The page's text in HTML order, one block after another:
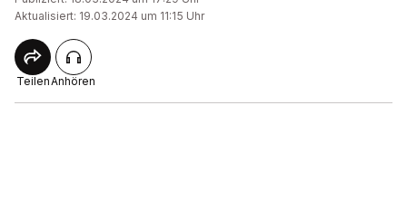
Aktualisiert: 19.03.2024 um 11:15 Uhr
TeilenAnhören